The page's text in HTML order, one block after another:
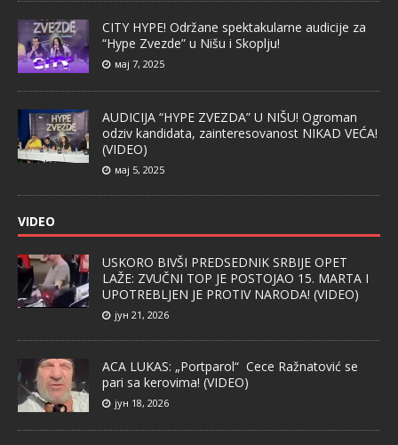
CITY HYPE! Održane spektakularne audicije za
“Hype Zvezde” u Nišu i Skoplju!
мај 7, 2025
AUDICIJA “HYPE ZVEZDA” U NIŠU! Ogroman
odziv kandidata, zainteresovanost NIKAD VEĆA!
(VIDEO)
мај 5, 2025
VIDEO
USKORO BIVŠI PREDSEDNIK SRBIJE OPET
LAŽE: ZVUČNI TOP JE POSTOJAO 15. MARTA I
UPOTREBLJEN JE PROTIV NARODA! (VIDEO)
јун 21, 2026
ACA LUKAS: „Portparol“ Cece Ražnatović se
pari sa kerovima! (VIDEO)
јун 18, 2026